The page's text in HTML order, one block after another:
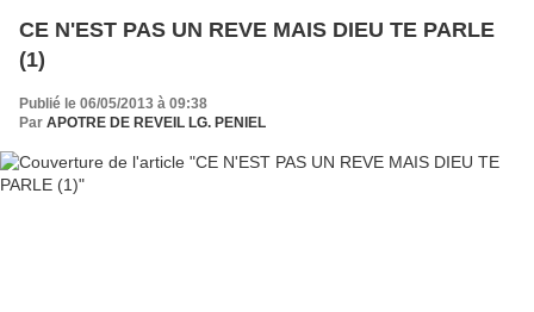
CE N'EST PAS UN REVE MAIS DIEU TE PARLE
(1)
Publié le 06/05/2013 à 09:38
Par APOTRE DE REVEIL LG. PENIEL